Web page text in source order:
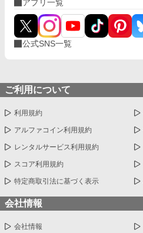
アプリ一覧
公式SNS一覧
ご利用について
利用規約
アルファコイン利用規約
レンタルサービス利用規約
スコア利用規約
特定商取引法に基づく表示
会社情報
会社情報